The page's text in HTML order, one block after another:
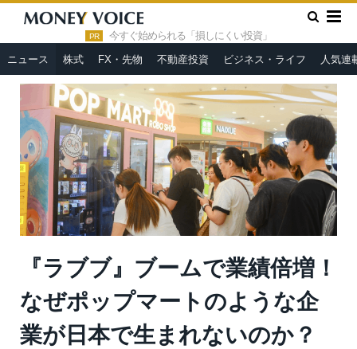
PR 今すぐ始められる「損しにくい投資」
ニュース 株式 FX・先物 不動産投資 ビジネス・ライフ 人気連
HOME » ニュース »
『ラブブ』ブームで業績倍増！なぜポップ
マートのような企業が日本で生まれないのか？玩具業界の宿命と生
『ラブブ』ブームで業績倍増！
なぜポップマートのような企
業が日本で生まれないのか？